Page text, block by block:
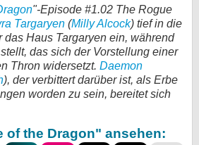
"-Episode #1.02 The Rogue
Targaryen (Milly Alcock) tief in die
Haus Targaryen ein, während
das sich der Vorstellung einer
Thron widersetzt. Daemon
), der verbittert darüber ist, als Erbe
worden zu sein, bereitet sich
of the Dragon" ansehen:
SERVICE
Gewinnspiele
Forum
bei Facebook